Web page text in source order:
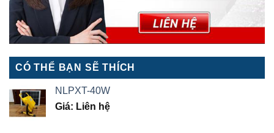
CÓ THỂ BẠN SẼ THÍCH
NLPXT-40W
Giá: Liên hệ